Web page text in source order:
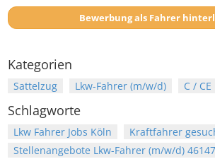
Bewerbung als Fahrer
Kategorien
Sattelzug Lkw-Fahrer (m/w/d) C / CE
Schlagworte
Lkw Fahrer Jobs Köln
Kraftfahrer
Stellenangebote Lkw-Fahrer (m/w/d)